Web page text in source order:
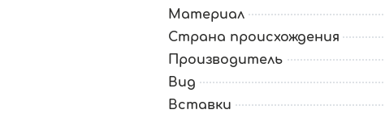
Материал
Страна происхождения
Производитель
Вид
Вставки